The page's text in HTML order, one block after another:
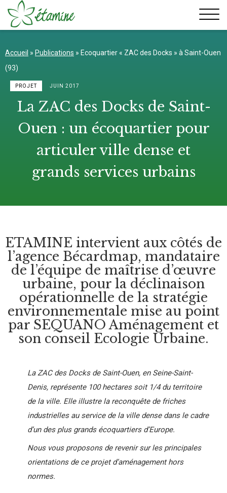
contenu
PROJET JUIN 2017
Accueil » Publications » Ecoquartier « ZAC des Docks » à Saint-Ouen
(93)
La ZAC des Docks de Saint-
Ouen : un écoquartier pour
articuler ville dense et
grands services urbains
ETAMINE intervient aux côtés de
l’agence Bécardmap, mandataire
de l’équipe de maîtrise d’œuvre
urbaine, pour la déclinaison
opérationnelle de la stratégie
environnementale mise au point
par SEQUANO Aménagement et
son conseil Ecologie Urbaine.
La ZAC des Docks de Saint-Ouen, en Seine-Saint-
Denis, représente 100 hectares soit 1/4 du territoire
de la ville. Elle illustre la reconquête de friches
industrielles au service de la ville dense dans le cadre
d’un des plus grands écoquartiers d’Europe.
Nous vous proposons de revenir sur les principales
orientations de ce projet d’aménagement hors
normes.